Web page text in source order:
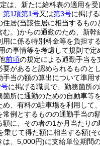
は、新たに給料表の適用を
第1項第1号又は第3号に掲げ
住居(当該住居に相当するもの
む。)からの通勤のため、新幹
用に係る特別料金等を負担す
の事情等を考慮して規則で定
前項の規定による通勤手当を
要があると認められるものと
手当の額の算出について準用す
に掲げる職員で、勤務箇所
箇所に通勤のための自動車等
め、有料の駐車場を利用して
常例とするものの通勤手当の額
額に、その者の1か月当たり
乗じて得た額に相当する額(そ
は、5,000円)に支給単位期間